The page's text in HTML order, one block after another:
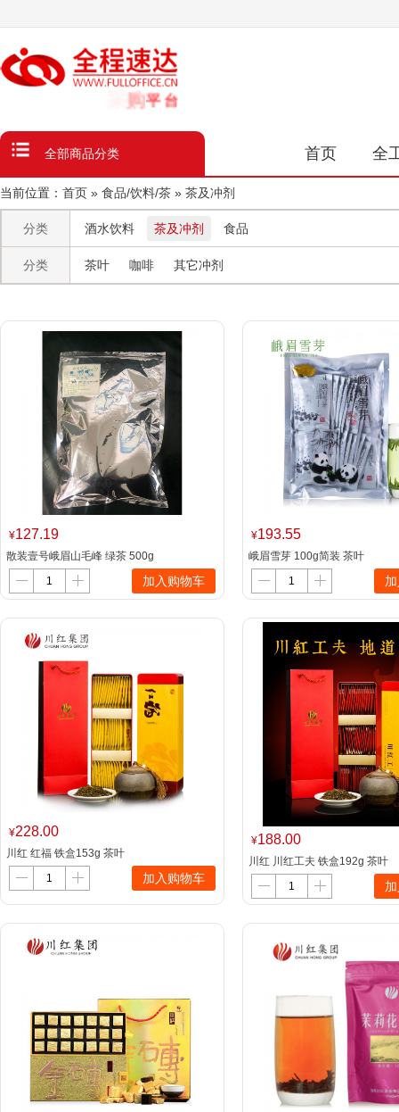
台
全部商品分类 首页 全
当前位置： 首页 » 食品/饮料/茶 » 茶及冲剂
分类 酒水饮料 茶及冲剂 食品
分类 茶叶 咖啡 其它冲剂
¥127.19
散装壹号峨眉山毛峰 绿茶 500g
加入购物车
¥193.55
峨眉雪芽 100g简装 茶叶
¥228.00
川红 红福 铁盒153g 茶叶
加入购物车
¥188.00
川红 川红工夫 铁盒192g 茶叶